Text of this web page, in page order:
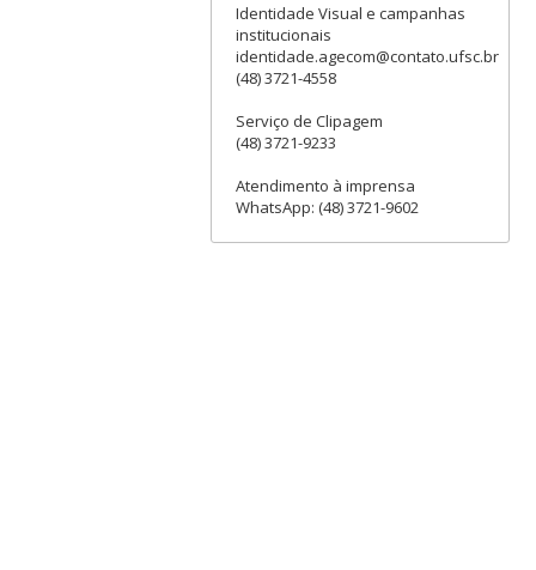
Identidade Visual e campanhas
institucionais
identidade.agecom@contato.ufsc.br
(48) 3721-4558
Serviço de Clipagem
(48) 3721-9233
Atendimento à imprensa
WhatsApp: (48) 3721-9602